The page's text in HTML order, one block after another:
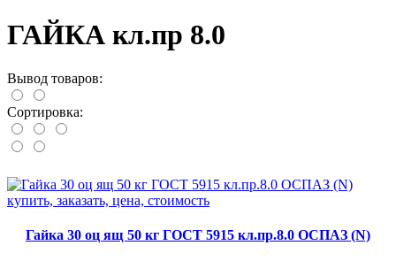
ГАЙКА кл.пр 8.0
Вывод товаров:
Сортировка:
Гайка 30 оц ящ 50 кг ГОСТ 5915 кл.пр.8.0 ОСПАЗ (N)